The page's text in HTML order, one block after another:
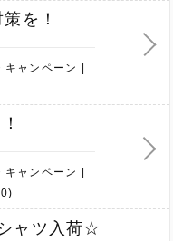
を！
キャンペーン
キャンペーン
ャツ入荷☆